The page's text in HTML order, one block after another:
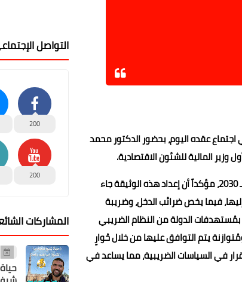
عقده اليوم، بحضور الدكتور محمد
المالية للشئون الاقتصادية.
وخلال الاجتماع، عرض وزير المالية مُستهدفات الوثيقة المُقترحة للسياسات الضريبية لمصر 2024 ـ 2030، مؤكداً أن إعداد هذه الوثيقة جاء
فيما يخص ضرائب الدخل، وضريبة
الدولة من النظام الضريبي
يتم التوافق عليها من خلال حُوارٍ
في السياسات الضريبية، مما يساعد في
التواصل
200
200
المشاركات